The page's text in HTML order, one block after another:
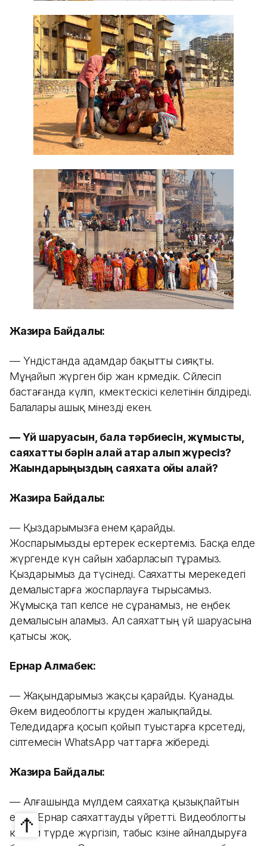
Жазира Байдалы:
— Үндістанда адамдар бақытты сияқты.
Мұңайып жүрген бір жан көрмедік. Сөйлесіп
бастағанда күліп, көмектескісі келетінін білдіреді.
Балалары ашық мінезді екен.
— Үй шаруасын, бала тәрбиесін, жұмысты,
саяхатты бәрін қалай қатар алып жүресіз?
Жақындарыңыздың саяхатқа ойы қалай?
Жазира Байдалы:
— Қыздарымызға енем қарайды.
Жоспарымызды ертерек ескертеміз. Басқа елде
жүргенде күн сайын хабарласып тұрамыз.
Қыздарымыз да түсінеді. Саяхатты мерекедегі
демалыстарға жоспарлауға тырысамыз.
Жұмысқа тап келсе не сұранамыз, не еңбек
демалысын аламыз. Ал саяхаттың үй шаруасына
қатысы жоқ.
Ернар Алмабек:
— Жақындарымыз жақсы қарайды. Қуанады.
Әкем видеоблогты көруден жалықпайды.
Теледидарға қосып қойып туыстарға көрсетеді,
сілтемесін WhatsApp чаттарға жібереді.
Жазира Байдалы:
— Алғашында мүлдем саяхатқа қызықпайтын
едім. Ернар саяхаттауды үйретті. Видеоблогты
кәсіби түрде жүргізіп, табыс көзіне айналдыруға